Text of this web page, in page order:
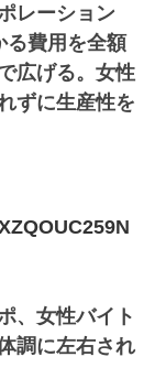
レーション
る費用を全額
広げる。女性
ずに生産性を
、女性バイト
調に左右され